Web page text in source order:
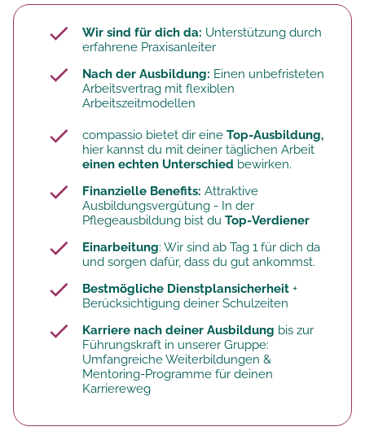
Wir sind für dich da: Unterstützung durch
erfahrene Praxisanleiter
Nach der Ausbildung: Einen unbefristeten
Arbeitsvertrag mit flexiblen
Arbeitszeitmodellen
compassio bietet dir eine Top-Ausbildung,
hier kannst du mit deiner täglichen Arbeit
einen echten Unterschied bewirken.
Finanzielle Benefits: Attraktive
Ausbildungsvergütung - In der
Pflegeausbildung bist du Top-Verdiener
Einarbeitung: Wir sind ab Tag 1 für dich da
und sorgen dafür, dass du gut ankommst.
Bestmögliche Dienstplansicherheit +
Berücksichtigung deiner Schulzeiten
Karriere nach deiner Ausbildung bis zur
Führungskraft in unserer Gruppe:
Umfangreiche Weiterbildungen &
Mentoring-Programme für deinen
Karriereweg